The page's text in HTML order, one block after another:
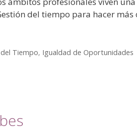
del tiempo para hacer
Tiempo, Igualdad de Oportunidades